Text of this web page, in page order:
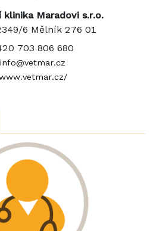
klinika Maradovi s.r.o.
6 Mělník 276 01
703 806 680
info@vetmar.cz